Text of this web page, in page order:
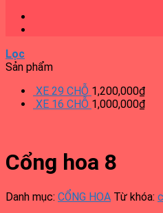
Lọc
Sản phẩm
XE 29 CHỖ 1,200,000₫
XE 16 CHỖ 1,000,000₫
Cổng hoa 8
Danh mục: CỔNG HOA Từ khóa: